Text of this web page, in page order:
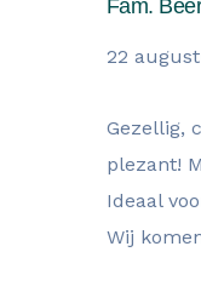
Fam.
22
Gezellig,
plezant!
Ideaal
Wij